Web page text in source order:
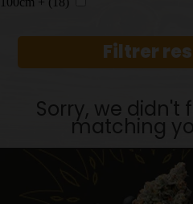
Filtrer
Sorry, we didn't
matching